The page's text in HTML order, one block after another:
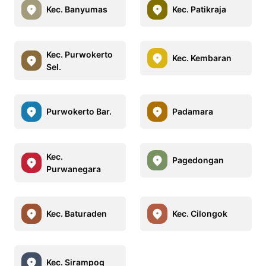
Kec. Banyumas Kec. Patikraja
Kec. Purwokerto
Sel.
Kec. Kembaran
Purwokerto Bar. Padamara
Kec.
Purwanegara
Pagedongan
Kec. Baturaden Kec. Cilongok
Kec. Sirampog